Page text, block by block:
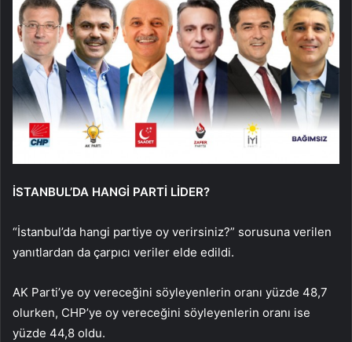
İSTANBUL’DA HANGİ PARTİ LİDER?
“İstanbul’da hangi partiye oy verirsiniz?” sorusuna verilen
yanıtlardan da çarpıcı veriler elde edildi.
AK Parti’ye oy vereceğini söyleyenlerin oranı yüzde 48,7
olurken, CHP’ye oy vereceğini söyleyenlerin oranı ise
yüzde 44,8 oldu.